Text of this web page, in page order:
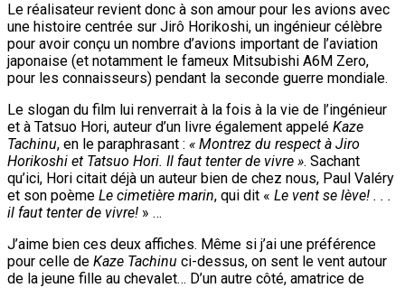
Le réalisateur revient donc à son amour pour les avions avec
une histoire centrée sur Jirô Horikoshi, un ingénieur célèbre
pour avoir conçu un nombre d’avions important de l’aviation
japonaise (et notamment le fameux Mitsubishi A6M Zero,
pour les connaisseurs) pendant la seconde guerre mondiale.
Le slogan du film lui renverrait à la fois à la vie de l’ingénieur
et à Tatsuo Hori, auteur d’un livre également appelé Kaze
Tachinu, en le paraphrasant : « Montrez du respect à Jiro
Horikoshi et Tatsuo Hori. Il faut tenter de vivre ». Sachant
qu’ici, Hori citait déjà un auteur bien de chez nous, Paul Valéry
et son poème Le cimetière marin, qui dit « Le vent se lève! . . .
il faut tenter de vivre! » …
J’aime bien ces deux affiches. Même si j’ai une préférence
pour celle de Kaze Tachinu ci-dessus, on sent le vent autour
de la jeune fille au chevalet… D’un autre côté, amatrice de